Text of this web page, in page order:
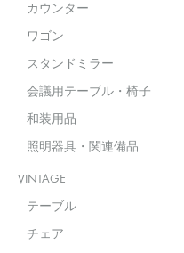
カウンター
ワゴン
スタンドミラー
会議用テーブル・椅子
和装用品
照明器具・関連備品
VINTAGE
テーブル
チェア